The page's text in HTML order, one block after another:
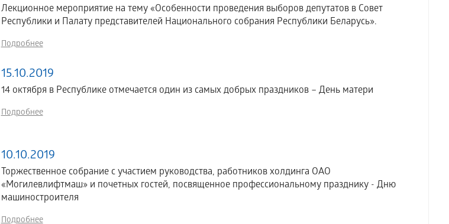
Лекционное мероприятие на тему «Особенности проведения выборов депутатов в Совет
Республики и Палату представителей Национального собрания Республики Беларусь».
Подробнее
15.10.2019
14 октября в Республике отмечается один из самых добрых праздников – День матери
Подробнее
10.10.2019
Торжественное собрание с участием руководства, работников холдинга ОАО
«Могилевлифтмаш» и почетных гостей, посвященное профессиональному празднику - Дню
машиностроителя
Подробнее